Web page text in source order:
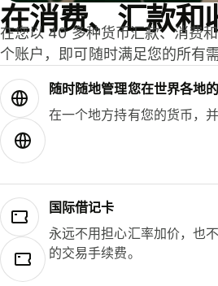
在消费、汇款和
在您以 40 多种货币汇款、消费
个账户，即可随时满足您的所有需
随时随地管理您在世界各地的
在一个地方持有您的货币，
国际借记卡
永远不用担心汇率加价，也
的交易手续费。